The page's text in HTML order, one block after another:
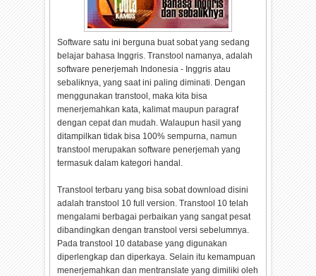
Software satu ini berguna buat sobat yang sedang
belajar bahasa Inggris. Transtool namanya, adalah
software penerjemah Indonesia - Inggris atau
sebaliknya, yang saat ini paling diminati. Dengan
menggunakan transtool, maka kita bisa
menerjemahkan kata, kalimat maupun paragraf
dengan cepat dan mudah. Walaupun hasil yang
ditampilkan tidak bisa 100% sempurna, namun
transtool merupakan software penerjemah yang
termasuk dalam kategori handal.
Transtool terbaru yang bisa sobat download disini
adalah transtool 10 full version. Transtool 10 telah
mengalami berbagai perbaikan yang sangat pesat
dibandingkan dengan transtool versi sebelumnya.
Pada transtool 10 database yang digunakan
diperlengkap dan diperkaya. Selain itu kemampuan
menerjemahkan dan mentranslate yang dimiliki oleh